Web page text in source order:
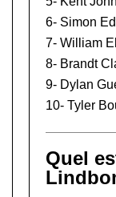
6- Simon
7- William
8- Brandt
9- Dylan
10- Tyler
Quel